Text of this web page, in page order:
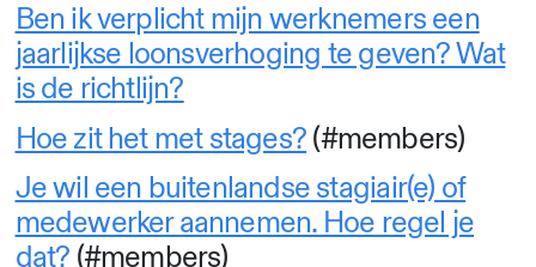
Ben ik verplicht mijn werknemers een
jaarlijkse loonsverhoging te geven? Wat
is de richtlijn?
Hoe zit het met stages?(#members)
Je wil een buitenlandse stagiair(e) of
medewerker aannemen. Hoe regel je
dat? (#members)